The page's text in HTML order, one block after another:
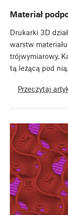
Materiał
Drukarki 3D
warstw
trójwymiarowy.
tą leżącą pod
Przeczytaj